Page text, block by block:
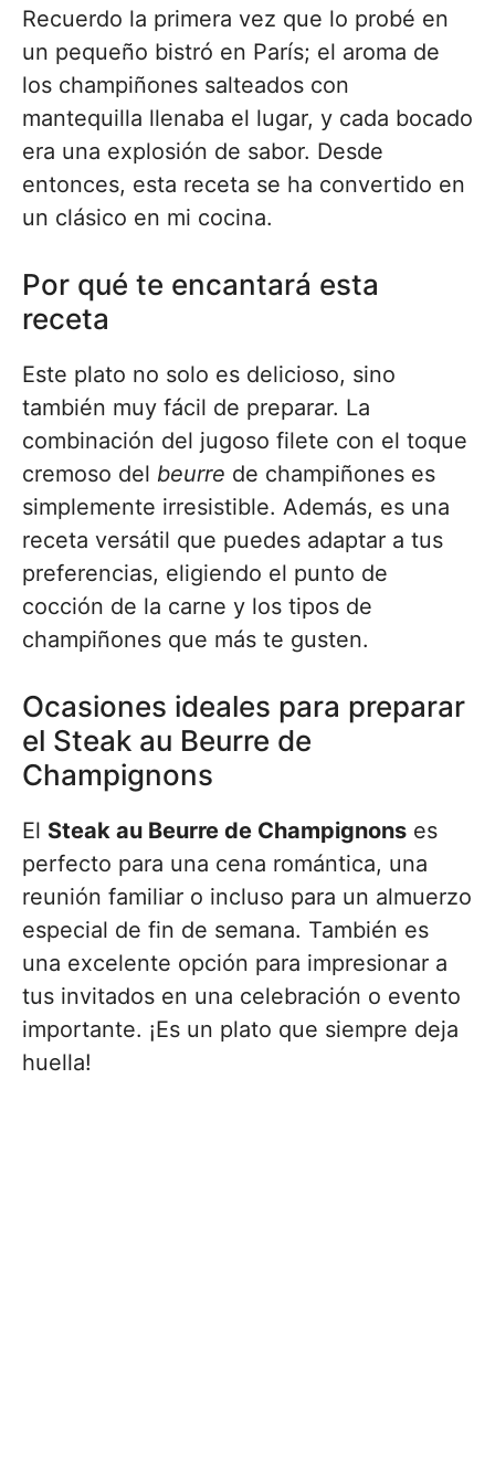
Recuerdo la primera vez que lo probé en
un pequeño bistró en París; el aroma de
los champiñones salteados con
mantequilla llenaba el lugar, y cada bocado
era una explosión de sabor. Desde
entonces, esta receta se ha convertido en
un clásico en mi cocina.
Por qué te encantará esta
receta
Este plato no solo es delicioso, sino
también muy fácil de preparar. La
combinación del jugoso filete con el toque
cremoso del beurre de champiñones es
simplemente irresistible. Además, es una
receta versátil que puedes adaptar a tus
preferencias, eligiendo el punto de
cocción de la carne y los tipos de
champiñones que más te gusten.
Ocasiones ideales para preparar
el Steak au Beurre de
Champignons
El Steak au Beurre de Champignons es
perfecto para una cena romántica, una
reunión familiar o incluso para un almuerzo
especial de fin de semana. También es
una excelente opción para impresionar a
tus invitados en una celebración o evento
importante. ¡Es un plato que siempre deja
huella!